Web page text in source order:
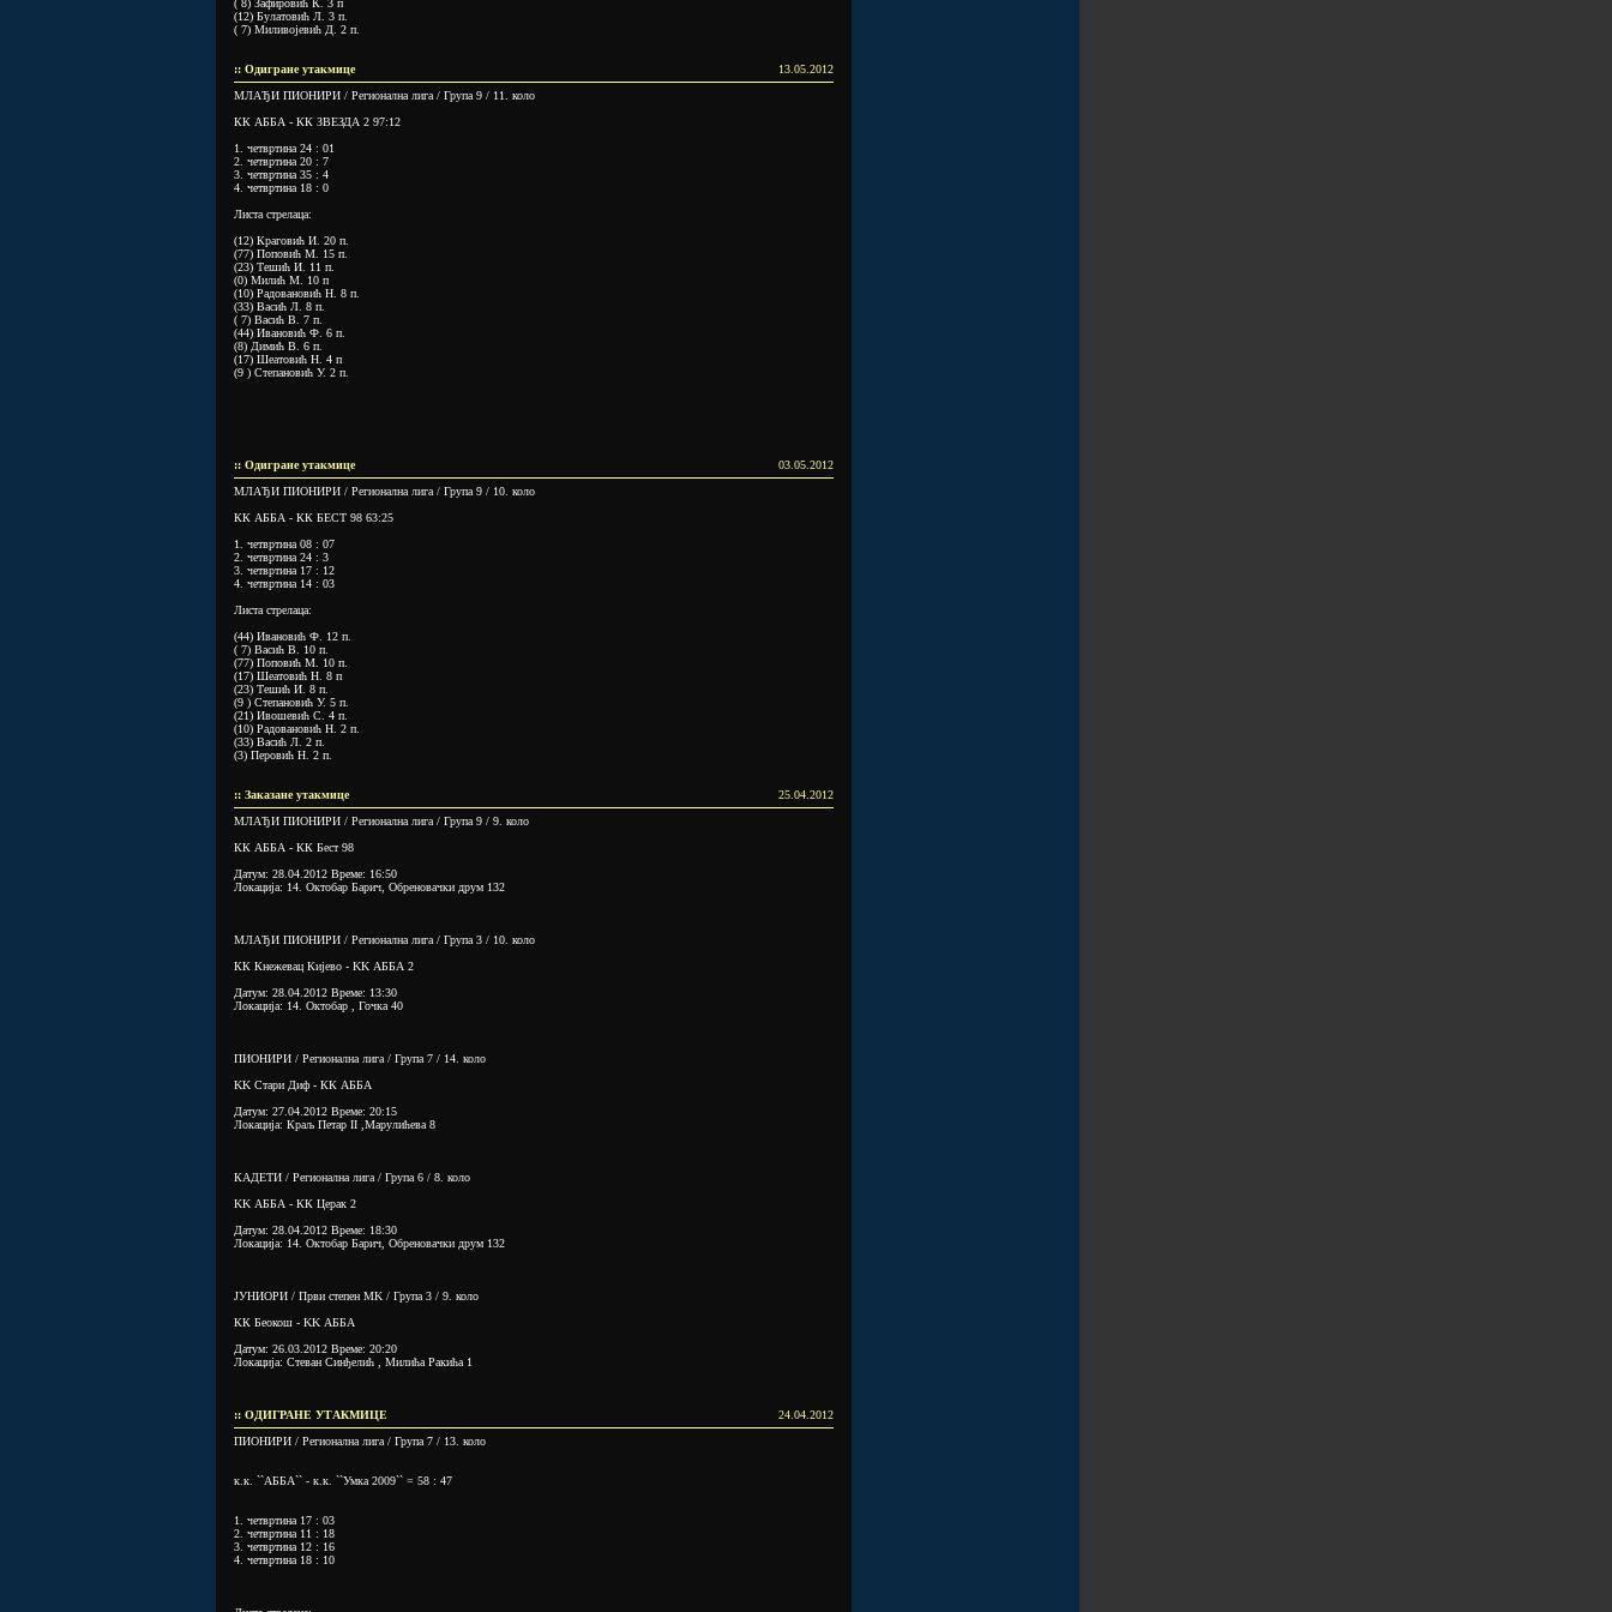
( 8) Зафировић К. 3 п
(12) Булатовић Л. 3 п.
( 7) Миливојевић Д. 2 п.
:: Oдигране утакмице
13.05.2012
МЛАЂИ ПИОНИРИ / Регионална лига / Група 9 / 11. коло
КК АББА - КК ЗВЕЗДА 2 97:12
1. четвртина 24 : 01
2. четвртина 20 : 7
3. четвртина 35 : 4
4. четвртина 18 : 0
Листа стрелаца:
(12) Краговић И. 20 п.
(77) Поповић М. 15 п.
(23) Тешић И. 11 п.
(0) Милић М. 10 п
(10) Радовановић Н. 8 п.
(33) Васић Л. 8 п.
( 7) Васић В. 7 п.
(44) Ивановић Ф. 6 п.
(8) Димић В. 6 п.
(17) Шеатовић Н. 4 п
(9 ) Степановић У. 2 п.
:: Одигране утакмице
03.05.2012
МЛАЂИ ПИОНИРИ / Регионална лига / Група 9 / 10. коло
КК АББА - КК БЕСТ 98 63:25
1. четвртина 08 : 07
2. четвртина 24 : 3
3. четвртина 17 : 12
4. четвртина 14 : 03
Листа стрелаца:
(44) Ивановић Ф. 12 п.
( 7) Васић В. 10 п.
(77) Поповић М. 10 п.
(17) Шеатовић Н. 8 п
(23) Тешић И. 8 п.
(9 ) Степановић У. 5 п.
(21) Ивошевић С. 4 п.
(10) Радовановић Н. 2 п.
(33) Васић Л. 2 п.
(3) Перовић Н. 2 п.
:: Заказане утакмице
25.04.2012
МЛАЂИ ПИОНИРИ / Регионална лига / Група 9 / 9. коло
КК АББА - КК Бест 98
Датум: 28.04.2012 Време: 16:50
Локација: 14. Октобар Барич, Обреновачки друм 132
МЛАЂИ ПИОНИРИ / Регионална лига / Група 3 / 10. коло
КК Кнежевац Кијево - KK АББА 2
Датум: 28.04.2012 Време: 13:30
Локација: 14. Октобар , Гочка 40
ПИОНИРИ / Регионална лига / Група 7 / 14. коло
KK Стари Диф - КК АББА
Датум: 27.04.2012 Време: 20:15
Локација: Краљ Петар II ,Марулићева 8
КАДЕТИ / Регионална лига / Група 6 / 8. коло
KK АББА - КК Церак 2
Датум: 28.04.2012 Време: 18:30
Локација: 14. Октобар Барич, Обреновачки друм 132
ЈУНИОРИ / Први степен MK / Група 3 / 9. коло
КК Беокош - KK АББА
Датум: 26.03.2012 Време: 20:20
Локација: Стеван Синђелић , Милића Ракића 1
:: ОДИГРАНЕ УТАКМИЦЕ
24.04.2012
ПИОНИРИ / Регионална лига / Група 7 / 13. коло
к.к. ``АББА`` - к.к. ``Умка 2009`` = 58 : 47
1. четвртина 17 : 03
2. четвртина 11 : 18
3. четвртина 12 : 16
4. четвртина 18 : 10